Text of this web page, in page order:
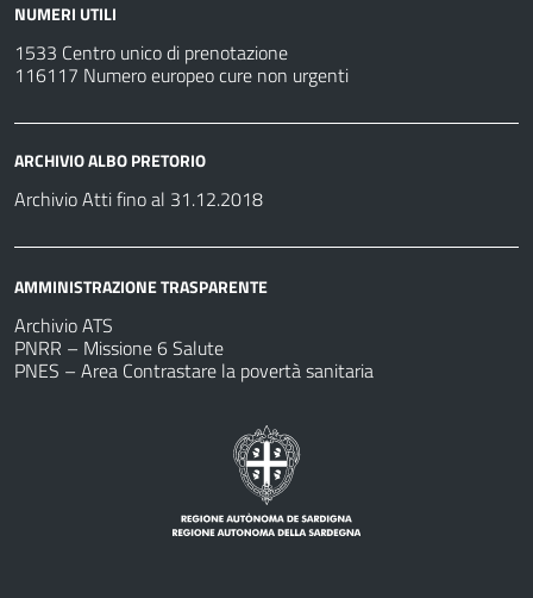
NUMERI UTILI
1533 Centro unico di prenotazione
116117 Numero europeo cure non urgenti
ARCHIVIO ALBO PRETORIO
Archivio Atti fino al 31.12.2018
AMMINISTRAZIONE TRASPARENTE
Archivio ATS
PNRR – Missione 6 Salute
PNES – Area Contrastare la povertà sanitaria